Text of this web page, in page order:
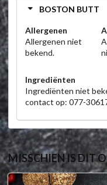
BOSTON BUTT
Allergenen
Allergenen niet
bekend.
Ingrediënten
Ingrediënten niet
contact op: 077-
MISSCHIEN IS DIT